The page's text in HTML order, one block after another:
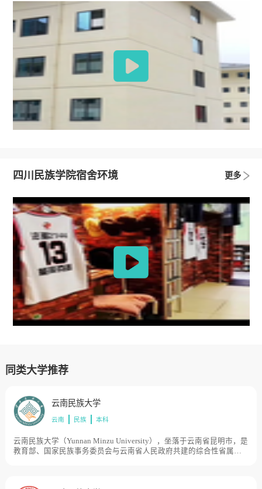
四川民族学院宿舍环境 更多
同类大学推荐
云南民族大学
云南 民族 本科
云南民族大学（Yunnan Minzu University），坐落于云南省昆明市，是
教育部、国家民族事务委员会与云南省人民政府共建的综合性省属重